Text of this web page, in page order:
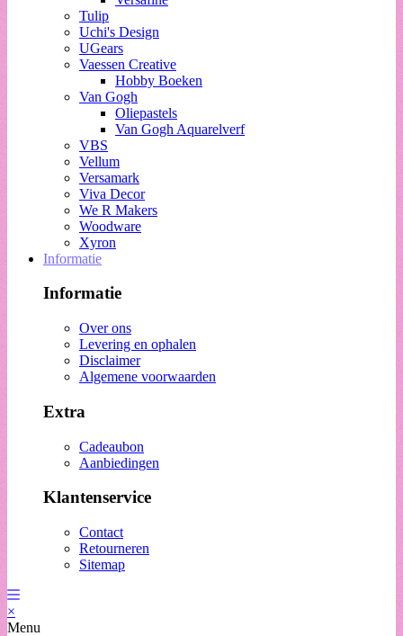
Tulip
Uchi's Design
UGears
Vaessen Creative
Hobby Boeken
Van Gogh
Oliepastels
Van Gogh Aquarelverf
VBS
Vellum
Versamark
Viva Decor
We R Makers
Woodware
Xyron
Informatie
Informatie
Over ons
Levering en ophalen
Disclaimer
Algemene voorwaarden
Extra
Cadeaubon
Aanbiedingen
Klantenservice
Contact
Retourneren
Sitemap
×
Menu